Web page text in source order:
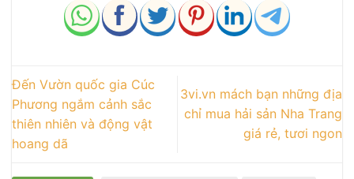
Đến Vườn quốc gia Cúc
Phương ngắm cảnh sắc
thiên nhiên và động vật
hoang dã
3vi.vn mách bạn những địa
chỉ mua hải sản Nha Trang
giá rẻ, tươi ngon